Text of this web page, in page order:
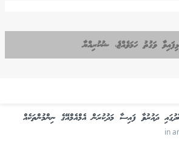
ވަގުތު ހަމަވެއްޖެ، ޝުކުރިއްޔާ
ދައުރުވާ ފައިސާ މަދުކުރަން އެމްއެމްއޭގެ ނިންމުންތަކެއް
in